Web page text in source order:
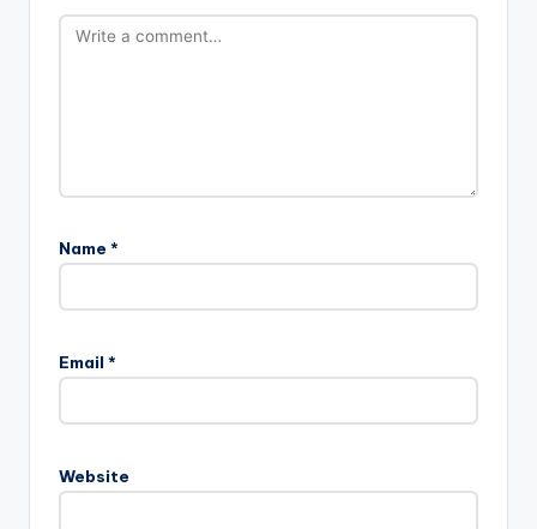
Name *
Email *
Website